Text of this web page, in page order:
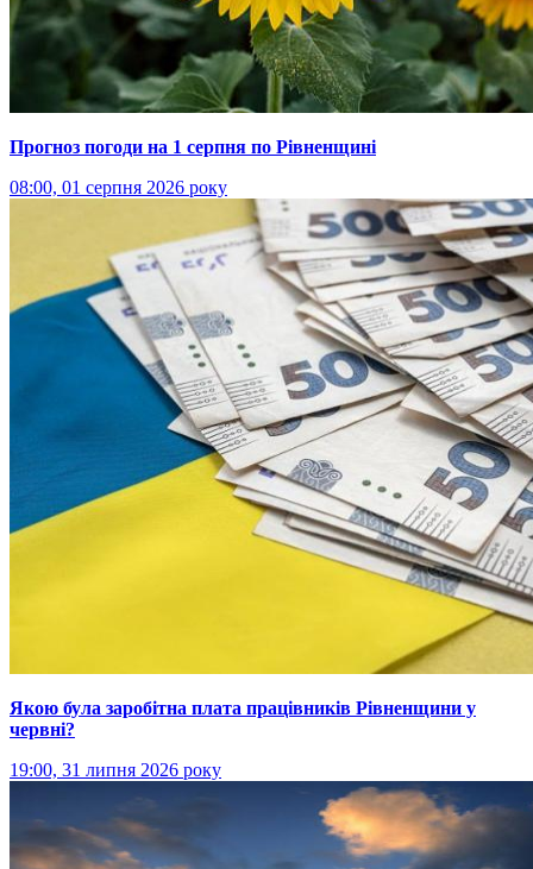
Прогноз погоди на 1 серпня по Рівненщині
08:00, 01 серпня 2026 року
Якою була заробітна плата працівників Рівненщини у
червні?
19:00, 31 липня 2026 року